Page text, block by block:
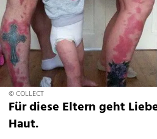
© COLLECT
Für diese Eltern geht
Haut.